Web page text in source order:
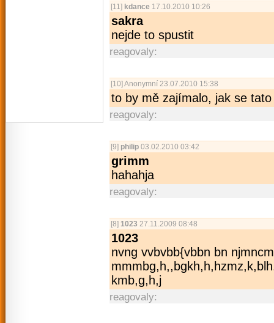
[11] kdance 17.10.2010 10:26
sakra
nejde to spustit
reagovaly:
[10]Anonymní 23.07.2010 15:38
to by mě zajímalo, jak se
reagovaly:
[9] philip 03.02.2010 03:42
grimm
hahahja
reagovaly:
[8] 1023 27.11.2009 08:48
1023
nvng vvbvbb{vbbn bn
kmb,g,h,j
reagovaly: